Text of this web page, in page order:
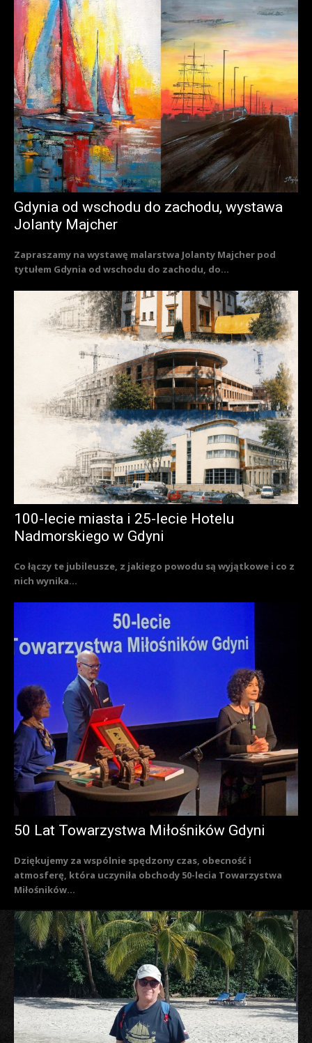
Gdynia od wschodu do zachodu, wystawa
Jolanty Majcher
Zapraszamy na wystawę malarstwa Jolanty Majcher pod
tytułem Gdynia od wschodu do zachodu, do...
100-lecie miasta i 25-lecie Hotelu
Nadmorskiego w Gdyni
Co łączy te jubileusze, z jakiego powodu są wyjątkowe i co z
nich wynika...
50 Lat Towarzystwa Miłośników Gdyni
Dziękujemy za wspólnie spędzony czas, obecność i
atmosferę, która uczyniła obchody 50-lecia Towarzystwa
Miłośników...